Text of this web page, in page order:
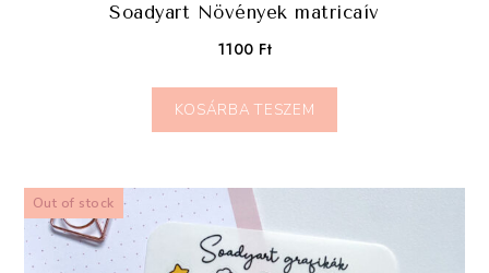
Soadyart Növények matricaív
1100 Ft
KOSÁRBA TESZEM
Out of stock